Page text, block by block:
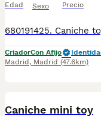
Edad Sexo Precio
CriadorCon Afijo
Madrid , Madrid (47.6km)
Caniche mini toy